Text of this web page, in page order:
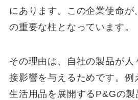
にあります。この企業使命が
の重要な柱となっています。
その理由は、自社の製品が人
接影響を与えるためです。例
生活用品を展開するP&Gの